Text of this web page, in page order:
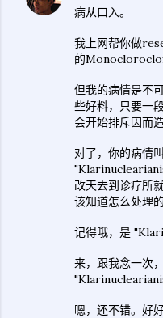
病从口入。
我上网帮你做
的
但我的病情是不
些好料，只要一
会开始排斥因而
对了，你的病情
改天去到诊疗所
该知道怎么处理的
记得哦，是
来，跟我念一次，
嗯，还不错。好